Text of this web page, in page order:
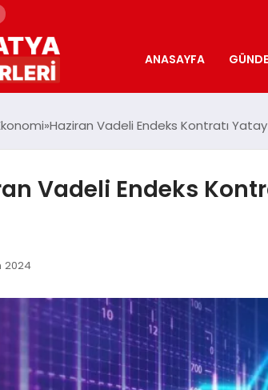
ANASAYFA
Haziran Vadeli Endeks Kontratı
Vadeli Endeks
2024